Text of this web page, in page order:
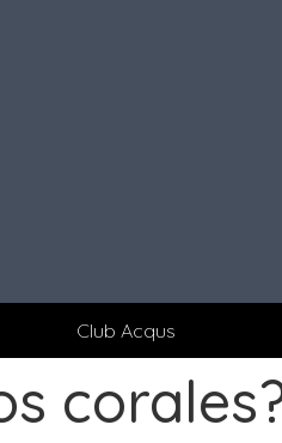
Club Acqus